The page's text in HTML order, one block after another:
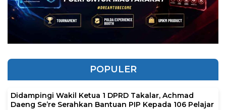
POPULER
Didampingi Wakil Ketua 1 DPRD Takalar, Achmad
Daeng Se’re Serahkan Bantuan PIP Kepada 106 Pelajar